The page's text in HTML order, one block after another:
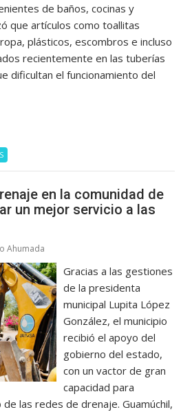
de baños, cocinas y
que artículos como toallitas
plásticos, escombros e incluso
recientemente en las tuberías
dificultan el funcionamiento del
en la comunidad de
un mejor servicio a las
Ahumada
Gracias a las gestiones
de la presidenta
municipal Lupita López
González, el municipio
recibió el apoyo del
gobierno del estado,
con un vactor de gran
capacidad para
las redes de drenaje. Guamúchil,